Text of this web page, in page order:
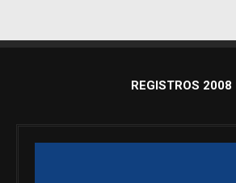
REGISTROS 2008